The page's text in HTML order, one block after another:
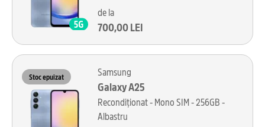
de la
700,00 LEI
Stoc epuizat Samsung
Galaxy A25
Recondiționat - Mono SIM - 256GB -
Albastru